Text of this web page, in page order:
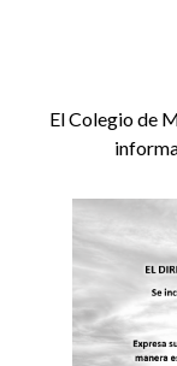
El Colegio de
Anterior